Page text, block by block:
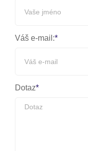
Váš e-mail:
Dotaz